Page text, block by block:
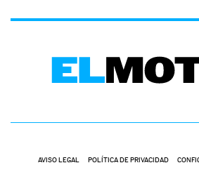
AVISO LEGAL POLÍTICA DE PRIVACIDAD